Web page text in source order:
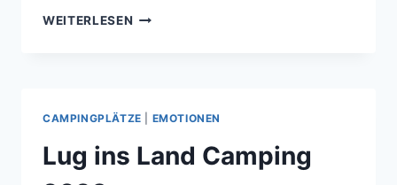
WEITERLESEN CAMPING
WOCHEN
FREUDE
CAMPINGPLÄTZE EMOTIONEN
Lug ins Land Camping